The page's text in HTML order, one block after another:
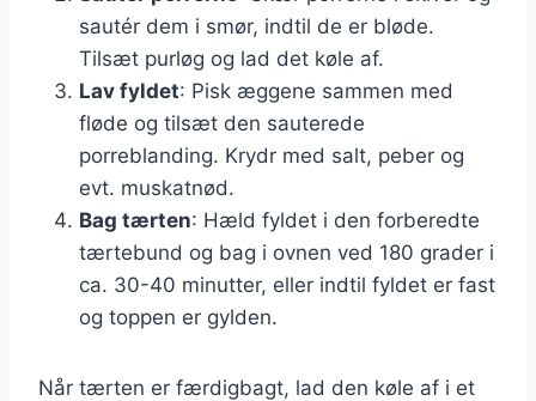
sautér dem i smør, indtil de er bløde.
Tilsæt purløg og lad det køle af.
Lav fyldet: Pisk æggene sammen med
fløde og tilsæt den sauterede
porreblanding. Krydr med salt, peber og
evt. muskatnød.
Bag tærten: Hæld fyldet i den forberedte
tærtebund og bag i ovnen ved 180 grader i
ca. 30-40 minutter, eller indtil fyldet er fast
og toppen er gylden.
Når tærten er færdigbagt, lad den køle af i et